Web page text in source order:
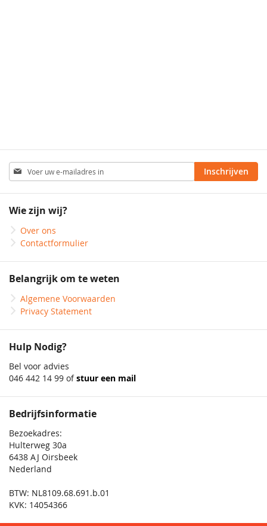
Abonneer
u
op
nieuwsbrief
Inschrijven
Wie zijn wij?
Over ons
Contactformulier
Belangrijk om te weten
Algemene Voorwaarden
Privacy Statement
Hulp Nodig?
Bel voor advies
046 442 14 99 ofstuur een mail
Bedrijfsinformatie
Bezoekadres:
Hulterweg 30a
6438 AJ Oirsbeek
Nederland
BTW: NL8109.68.691.b.01
KVK: 14054366